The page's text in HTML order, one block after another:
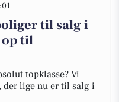
til salg i
til
topklasse? Vi
der lige nu er til salg i